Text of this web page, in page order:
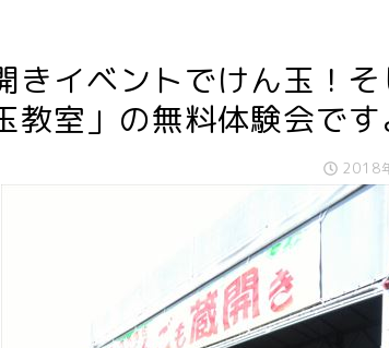
きイベントでけん玉！
教室」の無料体験会です
2018